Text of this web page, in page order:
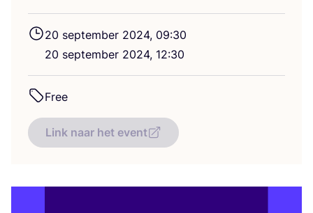
20 sep­tem­ber 2024, 09:30
20 sep­tem­ber 2024, 12:30
Free
Link naar het event